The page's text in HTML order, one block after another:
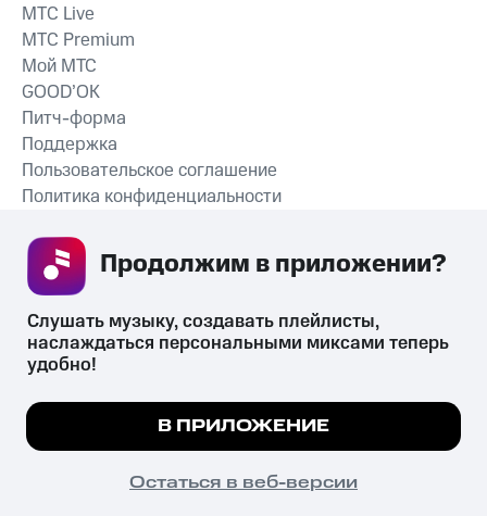
СКАЧАТЬ ПРИЛОЖЕНИЕ
MTС Live
MTС Premium
Мой МТС
GOOD’OK
Питч-форма
Поддержка
Пользовательское соглашение
Политика конфиденциальности
психотропных веществ, их аналогов причиняет вред здоровью,
их незаконный оборот запрещён и влечёт установленную
законодательством ответственность.
© 2026 ООО «КИОН».
Все права защищены
Мы используем куки, чтобы на сайте все
Подробнее
ПОНЯТНО
Слушать музыку, создавать плейлисты,
наслаждаться персональными миксами теперь
удобно!
В ПРИЛОЖЕНИЕ
Остаться в веб-версии